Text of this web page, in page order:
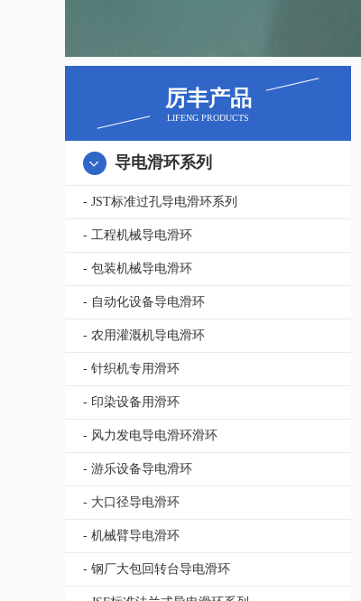
厉丰产品
LIFENG PRODUCTS
导电滑环系列
- JST标准过孔导电滑环系列
- 工程机械导电滑环
- 包装机械导电滑环
- 自动化设备导电滑环
- 农用灌溉机导电滑环
- 针织机专用滑环
- 印染设备用滑环
- 风力发电导电滑环滑环
- 游乐设备导电滑环
- 大口径导电滑环
- 机械臂导电滑环
- 钢厂大包回转台导电滑环